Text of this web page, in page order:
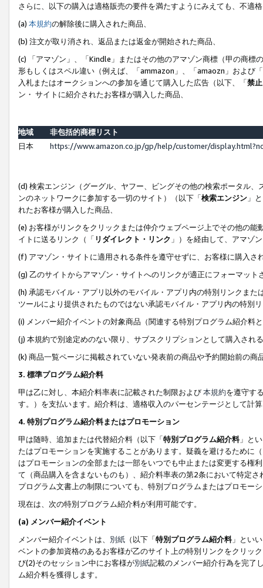
さらに、以下の購入は適格販売の要件を満たすようにみえても、不適
(a) 本規約の解除後に購入された商品、
(b) 注文が取り消され、返品または返金が開始された商品、
(c) 「アマゾン」、「Kindle」またはその他のアマゾン商標（甲の商
形もしくはスペル違い（例えば、「ammazon」、「amaozn」および
入札またはオークションへの参加を通じて購入した広告（以下、「禁
ン・ サイトに紹介されたお客様が購入した商品、
地域
非包括的商標リスト
日本
https://www.amazon.co.jp/gp/help/customer/
(d) 検索エンジン（グーグル、ヤフー、ビングその他の検索ポータル
ンのネットワークに参加する一切のサイト）（以下「検索エンジン 」
れたお客様が購入した商品、
(e) お客様がリンクをクリックまたは仲介ウェブページ上でその他の
イトに送るリンク（「 リダイレクト・リンク 」）を経由して、アマゾ
(f) アマゾン・サイトに適用される条件を遵守せずに、お客様に購入さ
(g) 乙のサイトからアマゾン・サイトへのリンクが適正にフォーマッ
(h) 承認モバイル・アプリ以外のモバイル・アプリ内の特別リンクま
ツールにより提供されたものではない承認モバイル・アプリ内の特別
(i) メンバー紹介イベントの対象商品（関連する特別プログラム紹介料
(j) 本規約で別途定めのない限り、サブスクリプションとして購入され
(k) 商品一覧ページに掲載されていない発表前の商品や予約開始前の商
3. 標準プログラム紹介料
甲は乙に対し、本紹介料率表に記載された制限および本規約を遵守す
す。）を支払います。紹介料は、適格収入のパーセンテージとして計
4. 特別プログラム紹介料またはプロモーション
甲は随時、追加または代替紹介料（以下「特別プログラム紹介料」と
たはプロモーションを実施することがあります。疑義を避けるために
はプロモーションの全部または一部をいつでも中止または変更する権
て（商品購入を含まないものも）、紹介料率表の第2条において特定
プログラム文書上の制限についても、特別プログラムまたはプロモー
現在は、次の特別プログラム紹介料が利用可能です。
(a) メンバー紹介イベント
メンバー紹介イベントは、 別紙 （以下「特別プログラム紹介料」とい
ベントの参加資格のあるお客様が乙のサイト上の特別リンクをクリッ
び(2)そのセッション中にお客様が別紙記載のメンバー紹介行為を完了
ム紹介料を獲得します。